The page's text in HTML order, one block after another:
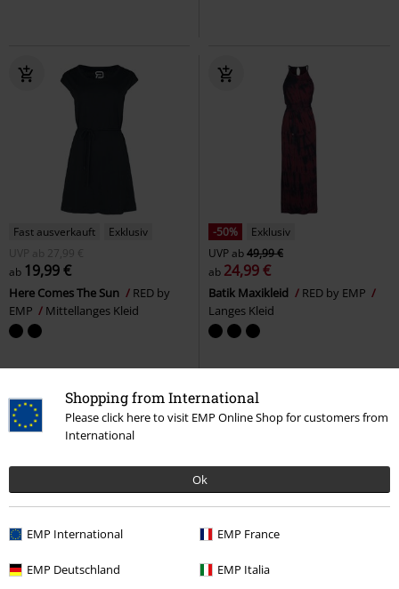
Shopping from International
Please click here to visit EMP Online Shop for customers from
International
Ok
EMP International EMP France
EMP Deutschland EMP Italia
Fast ausverkauft
Exklusiv
UVP
ab 27,99 €
ab 19,99 €
Here Comes The Sun
RED by
EMP
Mittellanges Kleid
-50%
Exklusiv
UVPab49,99 €
ab 24,99 €
Batik Maxikleid
RED by EMP
Langes Kleid
Fast ausverkauft
Exklusiv
% Auch in Plus Size